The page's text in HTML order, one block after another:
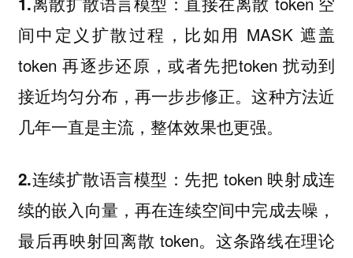
间中定义扩散过程，比如用 MASK 遮盖
token 再逐步还原，或者先把token 扰动到
接近均匀分布，再一步步修正。这种方法近
几年一直是主流，整体效果也更强。
2.连续扩散语言模型 ：先把 token 映射成连
续的嵌入向量，再在连续空间中完成去噪，
最后再映射回离散 token。这条路线在理论